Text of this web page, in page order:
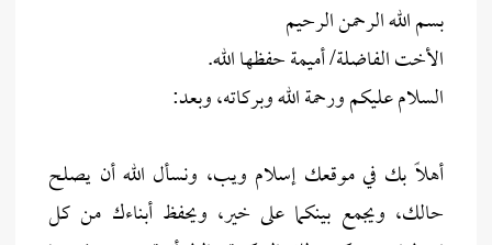
بسم الله الرحمن الرحيم
الأخت الفاضلة/ أميمة حفظها الله.
السلام عليكم ورحمة الله وبركاته، وبعد:
أهلاً بك في موقعك إسلام ويب، ونسأل الله أن يصلح
حالك، ويجمع بينكما على خير، ويحفظ أبناءك من كل